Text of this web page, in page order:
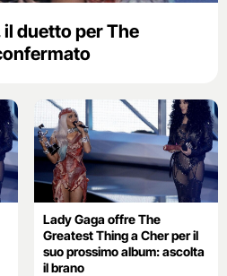
il duetto per The
Lady Gaga offre The
Greatest Thing a Cher per il
suo prossimo album: ascolta
il brano